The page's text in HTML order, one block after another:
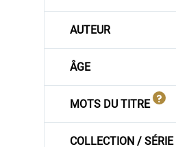
AUTEUR
ÂGE
MOTS DU TITRE
COLLECTION / SÉRIE